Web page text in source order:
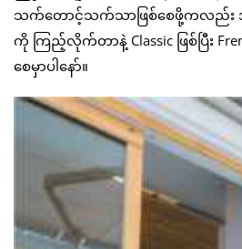
သက်တောင့်သက်သာဖြစ်စေဖို့ကလည်း
ကို ကြည့်လိုက်တာနဲ့ Classic ဖြစ်ပြီး
စေမှာပါနော်။